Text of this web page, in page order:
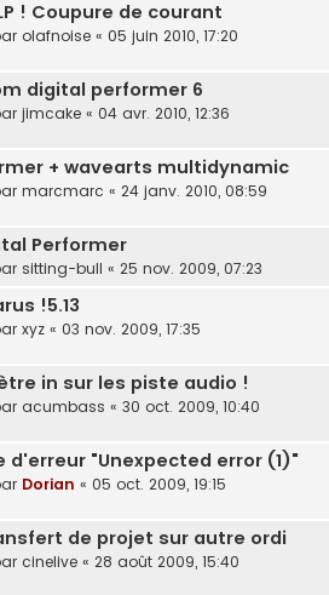
! Coupure de courant
olafnoise « 05 juin 2010, 17:20
digital performer 6
jimcake « 04 avr. 2010, 12:36
+ wavearts multidynamic
marcmarc « 24 janv. 2010, 08:59
Performer
sitting-bull « 25 nov. 2009, 07:23
!5.13
xyz « 03 nov. 2009, 17:35
in sur les piste audio !
acumbass « 30 oct. 2009, 10:40
d'erreur "Unexpected error (1)"
Dorian « 05 oct. 2009, 19:15
de projet sur autre ordi
cinelive « 28 août 2009, 15:40